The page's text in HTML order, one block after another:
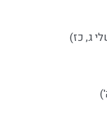
ג, כז)